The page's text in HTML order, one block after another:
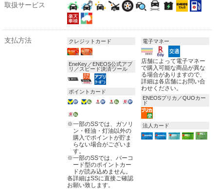
取扱サービス
支払方法 クレジットカード
EneKey／ENEOS公式アプ
リ／スピード決済ツール
ポイントカード
※一部のSSでは、ガソリ
ン・軽油・灯油以外の
購入でポイントが貯ま
らない場合がございま
す。
※一部のSSでは、バーコ
ード型のポイントカー
ドが読み込めません。
各詳細はSSに直接ご確認
お願い致します。
電子マネー
店舗によって電子マネー
で購入可能な商品が異な
る場合がありますので、
詳細は各店舗にお問い合
わせください。
ENEOSプリカ／QUOカー
ド
法人カード